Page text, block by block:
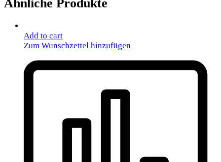
Ähnliche Produkte
Add to cart
Zum Wunschzettel hinzufügen